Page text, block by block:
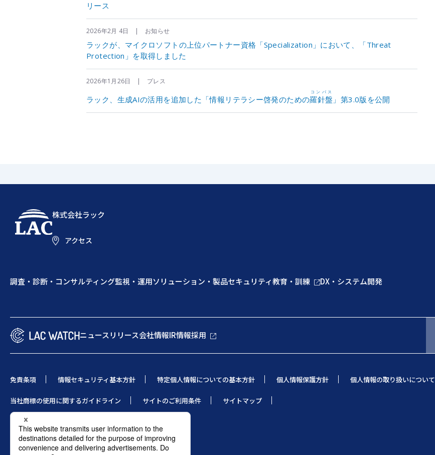
リース
2026年2月 4日 | お知らせ
ラックが、マイクロソフトの上位パートナー資格「Specialization」において、「Threat
Protection」を取得しました
2026年1月26日 | プレス
ラック、生成AIの活用を追加した「情報リテラシー啓発のための羅針盤
コンパス
」第3.0版を公開
株式会社ラック
アクセス
調査・診断・コンサルティング監視・運用ソリューション・製品セキュリティ教育・訓練 DX・システム開発
ニュースリリース会社情報IR情報採用
免責条項 情報セキュリティ基本方針 特定個人情報についての基本方針 個人情報保護方針 個人情報の取り扱いについて
当社商標の使用に関するガイドライン サイトのご利用条件 サイトマップ
© 1995 LAC Co., Ltd.